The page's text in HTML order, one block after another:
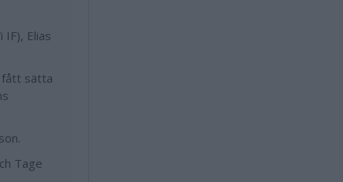
IF), Elias
fått sätta
Tage